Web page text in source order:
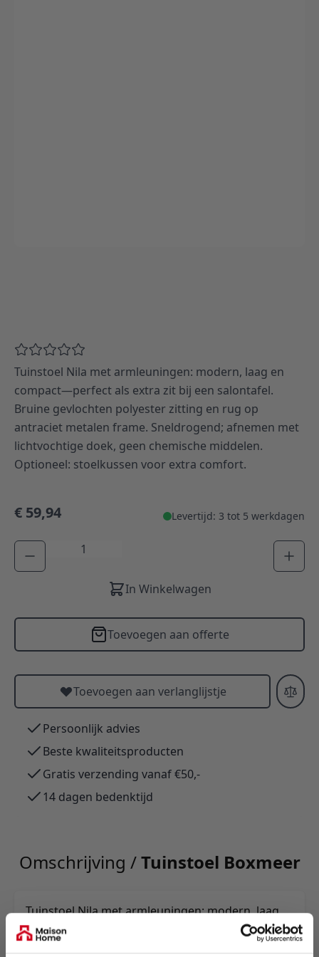
Tuinstoel Nila met armleuningen: modern, laag en
compact—perfect als extra zit bij een salontafel.
Bruine gevlochten polyester zitting en rug op
antraciet metalen frame. Sneldrogend; afnemen met
lichtvochtige doek, geen chemische middelen.
Optioneel: stoelkussen voor extra comfort.
€ 59,94 Levertijd: 3 tot 5 werkdagen
Aantal
In Winkelwagen
Toevoegen aan offerte
Toevoegen aan verlanglijstje
Persoonlijk advies
Beste kwaliteitsproducten
Gratis verzending vanaf €50,-
14 dagen bedenktijd
Omschrijving /Tuinstoel Boxmeer
Tuinstoel Nila met armleuningen: modern, laag
en compact—perfect als extra zit bij een
salontafel. Bruine gevlochten polyester zitting en